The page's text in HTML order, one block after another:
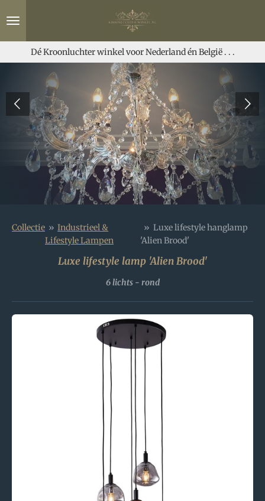
direct
hoofdinhoud
Dé Kroonluchter winkel voor Nederland én België . . .
Collectie » Industrieel &
Lifestyle Lampen
» Luxe lifestyle hanglamp
'Alien Brood'
Luxe lifestyle lamp 'Alien Brood'
6 lichts - rond